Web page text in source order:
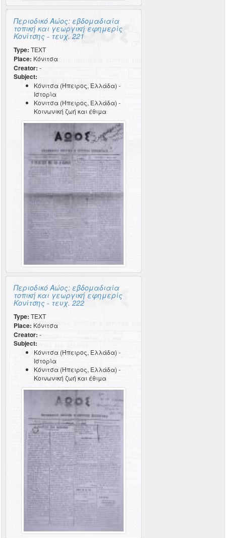
Περιοδικό Αώος: εβδομαδιαία
τοπική και γεωργική εφημερίς
Κονίτσης - τευχ. 221
Type: TEXT
Place: Κόνιτσα
Creator: -
Subject:
Κόνιτσα (Ήπειρος, Ελλάδα) -
Ιστορία
Κονιτσα (Ήπειρος, Ελλάδα) -
Κοινωνική ζωή και έθιμα
Περιοδικό Αώος: εβδομαδιαία
τοπική και γεωργική εφημερίς
Κονίτσης - τευχ. 222
Type: TEXT
Place: Κόνιτσα
Creator: -
Subject:
Κόνιτσα (Ήπειρος, Ελλάδα) -
Ιστορία
Κόνιτσα (Ήπειρος, Ελλάδα) -
Κοινωνική ζωή και έθιμα